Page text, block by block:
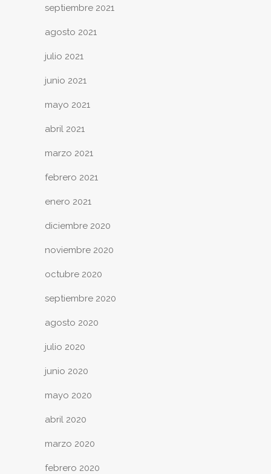
septiembre 2021
agosto 2021
julio 2021
junio 2021
mayo 2021
abril 2021
marzo 2021
febrero 2021
enero 2021
diciembre 2020
noviembre 2020
octubre 2020
septiembre 2020
agosto 2020
julio 2020
junio 2020
mayo 2020
abril 2020
marzo 2020
febrero 2020